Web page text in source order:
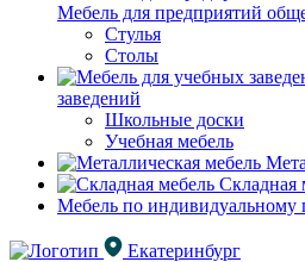
Мебель для предприятий
Стулья
Столы
заведений
Школьные доски
Учебная мебель
Складная
Мебель по индивидуальному
Екатеринбург